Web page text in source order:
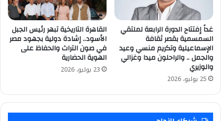
غداً إفتتاح الدورة الرابعة لملتقي
السمسمية بقصر ثقافة
الإسماعيلية وتكريم منسي وعيد
والجمل .. والراحلون ميدا وغزالي
والوزيري
25 يوليو، 2026
القاهرة التاريخية تبهر رئيس الجبل
الأسود.. إشادة دولية بجهود مصر
في صون التراث والحفاظ على
الهوية الحضارية
23 يوليو، 2026